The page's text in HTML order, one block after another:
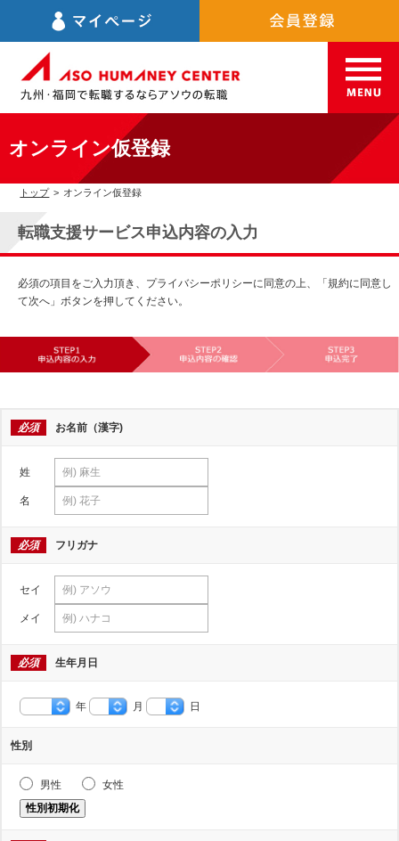
オンライン仮登録
トップ > オンライン仮登録
転職支援サービス申込内容の入力
必須の項目をご入力頂き、プライバシーポリシーに同意の上、「規約に同意し
て次へ」ボタンを押してください。
必須 お名前（漢字)
姓
名
必須 フリガナ
セイ
メイ
必須 生年月日
年 月 日
性別
男性
女性
性別初期化